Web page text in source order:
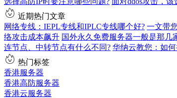
近期热门文章
网络专线：IEPL专线和IPLC专线哪个好? 一文带
络攻击成本飙升 国外永久免费服务器一般是那几
连节点、中转节点有什么不同? 华纳云教您：如
热门标签
香港服务器
香港高防服务器
香港云服务器